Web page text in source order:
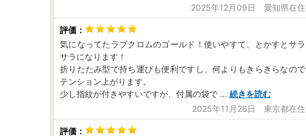
2025年12月09日 愛知県在住
気になってたラブクロムのゴールド！使いやすて、とかすとサラ
サラになります！
折りたたみ型で持ち運びも便利ですし、何よりもきらきらなので
テンション上がります。
少し指紋が付きやすいですが、付属の袋で ... 続きを読む
2025年11月26日 東京都在住